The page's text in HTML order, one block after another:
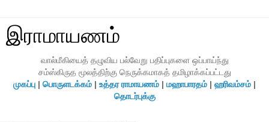
இராமாயணம்
வால்மீகியைத் தழுவிய பல்வேறு பதிப்புகளை ஒப்பாய்ந்து
சம்ஸ்கிருத மூலத்திற்கு நெருக்கமாகத் தமிழாக்கப்பட்டது
முகப்பு | பொருளடக்கம் | உத்தர ராமாயணம் | மஹாபாரதம் | ஹரிவம்சம் |
தொடர்புக்கு